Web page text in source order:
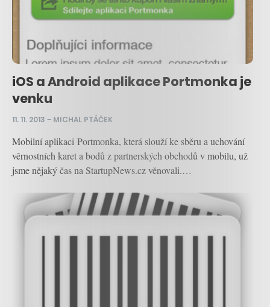
iOS a Android aplikace Portmonka je
venku
11. 11. 2013 – MICHAL PTÁČEK
Mobilní aplikaci Portmonka, která slouží ke sběru a uchování
věrnostních karet a bodů z partnerských obchodů v mobilu, už
jsme nějaký čas na StartupNews.cz věnovali.…